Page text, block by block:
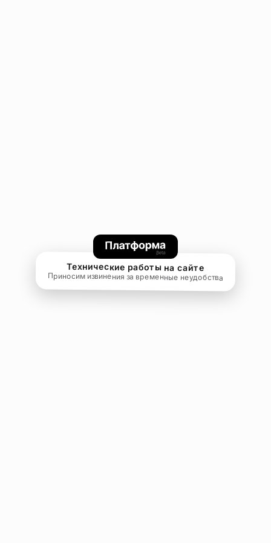
Технические работы на сайте
Приносим извинения за временные неудобства